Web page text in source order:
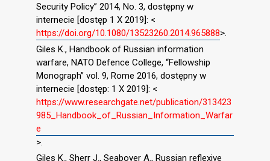
Security Policy” 2014, No. 3, dostępny w
internecie [dostęp 1 X 2019]: <
https://doi.org/10.1080/13523260.2014.965888>.
Giles K., Handbook of Russian information
warfare, NATO Defence College, “Fellowship
Monograph” vol. 9, Rome 2016, dostępny w
internecie [dostęp: 1 X 2019]: <
https://www.researchgate.net/publication/313423
985_Handbook_of_Russian_Information_Warfar
e
>.
Giles K., Sherr J., Seaboyer A., Russian reflexive